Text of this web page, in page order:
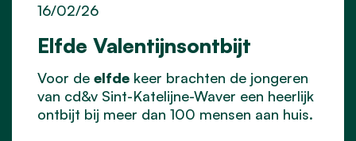
Elfde Valentijnsontbijt
16/02/26
Voor de elfde keer brachten de jongeren
van cd&v Sint-Katelijne-Waver een heerlijk
ontbijt bij meer dan 100 mensen aan huis.